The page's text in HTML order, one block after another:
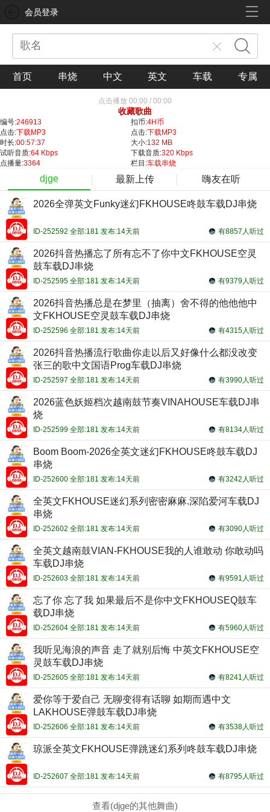
会员登录
首页 串烧 中文 英文 车载 专属
点击播放 00:00 / 00:00
收藏歌曲
编号:246913 扣币:4H币
点击:下载MP3 点击:下载MP3
时长:00:57:37 大小:132 MB
试听音质:64 Kbps 下载音质:320 Kbps
点播量:3364 栏目:车载串烧
djge 最新上传 嗨友在听
2026全弹英文Funky迷幻FKHOUSE咚鼓车载DJ串烧
有8857人听过
ID-252592 全部:181 发布:14天前
2026抖音热播忘了所有忘不了你中文FKHOUSE空灵
鼓车载DJ串烧
有9379人听过
ID-252595 全部:181 发布:14天前
2026抖音热播总是在梦里（抽离）舍不得的他他他中
文FKHOUSE空灵鼓车载DJ串烧
有4315人听过
ID-252596 全部:181 发布:14天前
2026抖音热播流行歌曲你走以后又好像什么都没改变
张三的歌中文国语Prog车载DJ串烧
有3990人听过
ID-252597 全部:181 发布:14天前
2026蓝色妖姬档次越南鼓节奏VINAHOUSE车载DJ串
烧
有8134人听过
ID-252599 全部:181 发布:14天前
Boom Boom-2026全英文迷幻FKHOUSE咚鼓车载DJ
串烧
有3242人听过
ID-252600 全部:181 发布:14天前
全英文FKHOUSE迷幻系列密密麻麻.深陷爱河车载DJ
串烧
有3090人听过
ID-252602 全部:181 发布:14天前
全英文越南鼓VIAN-FKHOUSE我的人谁敢动 你敢动吗
车载DJ串烧
有9591人听过
ID-252603 全部:181 发布:14天前
忘了你 忘了我 如果最后不是你中文FKHOUSEQ鼓车
载DJ串烧
有5960人听过
ID-252604 全部:181 发布:14天前
我听见海浪的声音 走了就别后悔 中英文FKHOUSE空
灵鼓车载DJ串烧
有8241人听过
ID-252605 全部:181 发布:14天前
爱你等于爱自己 无聊变得有话聊 如期而遇中文
LAKHOUSE弹鼓车载DJ串烧
有3538人听过
ID-252606 全部:181 发布:14天前
琼派全英文FKHOUSE弹跳迷幻系列咚鼓车载DJ串烧
有8795人听过
ID-252607 全部:181 发布:14天前
查看(djge的其他舞曲)